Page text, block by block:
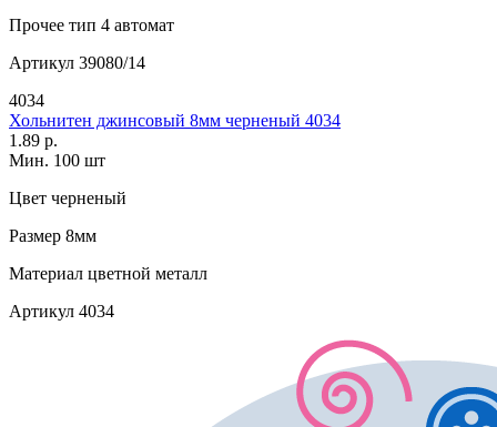
Прочее тип 4 автомат
Артикул 39080/14
4034
Хольнитен джинсовый 8мм черненый 4034
1.89 р.
Мин. 100 шт
Цвет черненый
Размер 8мм
Материал цветной металл
Артикул 4034